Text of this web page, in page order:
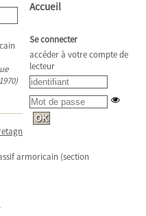
armoricain (section
Accueil
Se connecter
accéder à votre compte de
lecteur